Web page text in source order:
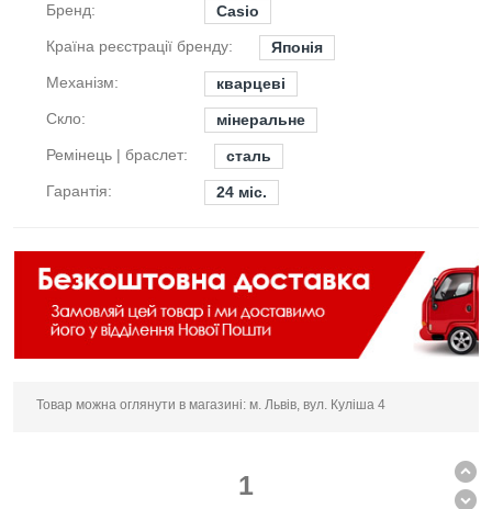
Бренд:
Casio
Країна реєстрації бренду:
Японія
Механізм:
кварцеві
Скло:
мінеральне
Ремінець | браслет:
сталь
Гарантія:
24 міс.
Товар можна оглянути в магазині: м. Львів, вул. Куліша 4